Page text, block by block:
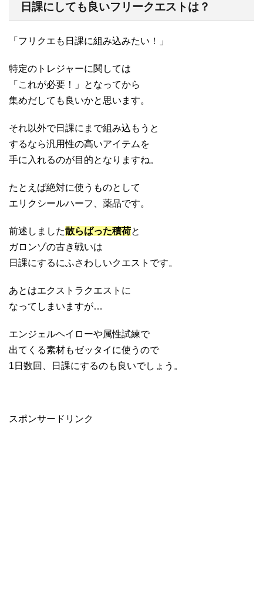
日課にしても良いフリークエストは？
「フリクエも日課に組み込みたい！」
特定のトレジャーに関しては
「これが必要！」となってから
集めだしても良いかと思います。
それ以外で日課にまで組み込もうと
するなら汎用性の高いアイテムを
手に入れるのが目的となりますね。
たとえば絶対に使うものとして
エリクシールハーフ、薬品です。
前述しました散らばった積荷と
ガロンゾの古き戦いは
日課にするにふさわしいクエストです。
あとはエクストラクエストに
なってしまいますが…
エンジェルヘイローや属性試練で
出てくる素材もゼッタイに使うので
1日数回、日課にするのも良いでしょう。
スポンサードリンク